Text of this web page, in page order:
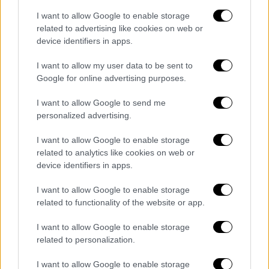
I want to allow Google to enable storage
related to advertising like cookies on web or
device identifiers in apps.
I want to allow my user data to be sent to
Google for online advertising purposes.
I want to allow Google to send me
personalized advertising.
I want to allow Google to enable storage
related to analytics like cookies on web or
device identifiers in apps.
I want to allow Google to enable storage
related to functionality of the website or app.
I want to allow Google to enable storage
related to personalization.
I want to allow Google to enable storage
video
από τους πιο διαχρονικούς ερμηνευτές του
λαϊκού τραγουδιού, μοιράζεται το τραγούδι
Η Γάτα» το οποίο είναι σε μουσική Βαγγέλη
Περπινιάδη και στίχους Νίκου Μάθεση και
μάς χαρίζει μια μοναδική ερμηνεία.
video